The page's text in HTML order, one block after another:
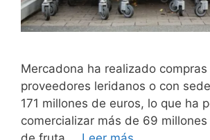
Mercadona ha realizado compras
proveedores leridanos o con
171 millones de euros, lo que ha
comercializar más de 69